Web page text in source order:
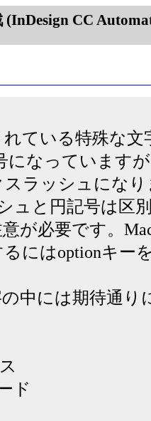
(InDesign CC
ている特殊な
になっています
ラッシュになり
ュと円記号は区
が必要です。
にはoptionキー
中には期待通り
ド